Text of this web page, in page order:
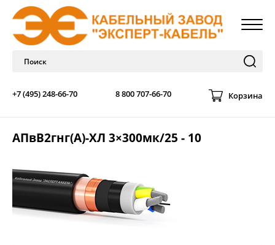
+7 (495) 248-66-70 8 800 707-66-70 Корзина
АПвВ2гнг(А)-ХЛ 3×300мк/25 - 10